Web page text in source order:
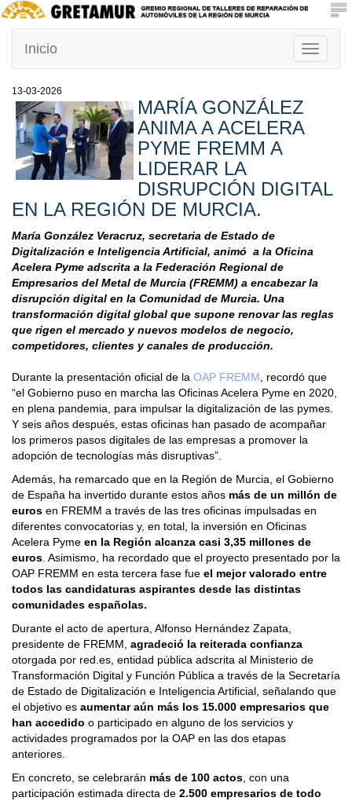
Toggle
Inicio
13-03-2026
MARÍA GONZÁLEZ
ANIMA A ACELERA
PYME FREMM A
LIDERAR LA
DISRUPCIÓN DIGITAL
EN LA REGIÓN DE MURCIA.
María González Veracruz, secretaria de Estado de
Digitalización e Inteligencia Artificial, animó a la Oficina
Acelera Pyme adscrita a la Federación Regional de
Empresarios del Metal de Murcia (FREMM) a encabezar la
disrupción digital en la Comunidad de Murcia. Una
transformación digital global que supone renovar las reglas
que rigen el mercado y nuevos modelos de negocio,
competidores, clientes y canales de producción.
Durante la presentación oficial de la OAP FREMM, recordó que
“el Gobierno puso en marcha las Oficinas Acelera Pyme en 2020,
en plena pandemia, para impulsar la digitalización de las pymes.
Y seis años después, estas oficinas han pasado de acompañar
los primeros pasos digitales de las empresas a promover la
adopción de tecnologías más disruptivas”.
Además, ha remarcado que en la Región de Murcia, el Gobierno
de España ha invertido durante estos años más de un millón de
euros en FREMM a través de las tres oficinas impulsadas en
diferentes convocatorias y, en total, la inversión en Oficinas
Acelera Pyme en la Región alcanza casi 3,35 millones de
euros. Asimismo, ha recordado que el proyecto presentado por la
OAP FREMM en esta tercera fase fue el mejor valorado entre
todos las candidaturas aspirantes desde las distintas
comunidades españolas.
Durante el acto de apertura, Alfonso Hernández Zapata,
presidente de FREMM, agradeció la reiterada confianza
otorgada por red.es, entidad pública adscrita al Ministerio de
Transformación Digital y Función Pública a través de la Secretaría
de Estado de Digitalización e Inteligencia Artificial, señalando que
el objetivo es aumentar aún más los 15.000 empresarios que
han accedido o participado en alguno de los servicios y
actividades programados por la OAP en las dos etapas
anteriores.
En concreto, se celebrarán más de 100 actos, con una
participación estimada directa de 2.500 empresarios de todo